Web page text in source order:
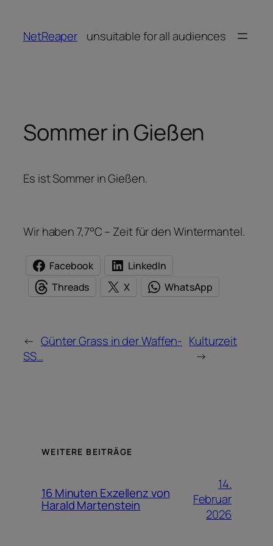
springen
NetReaper unsuitable for all audiences
Sommer in Gießen
Es ist Sommer in Gießen.
Wir haben 7,7°C – Zeit für den Wintermantel.
Facebook
LinkedIn
Threads
X WhatsApp
← Günter Grass in der Waffen-
SS…
Kulturzeit
→
WEITERE BEITRÄGE
16 Minuten Exzellenz von
Harald Martenstein
14.
Februar
2026